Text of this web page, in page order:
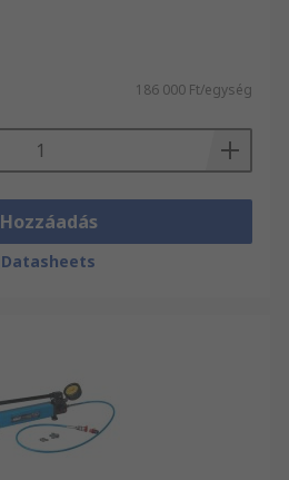
186 000 Ft/egység
Hozzáadás
Datasheets